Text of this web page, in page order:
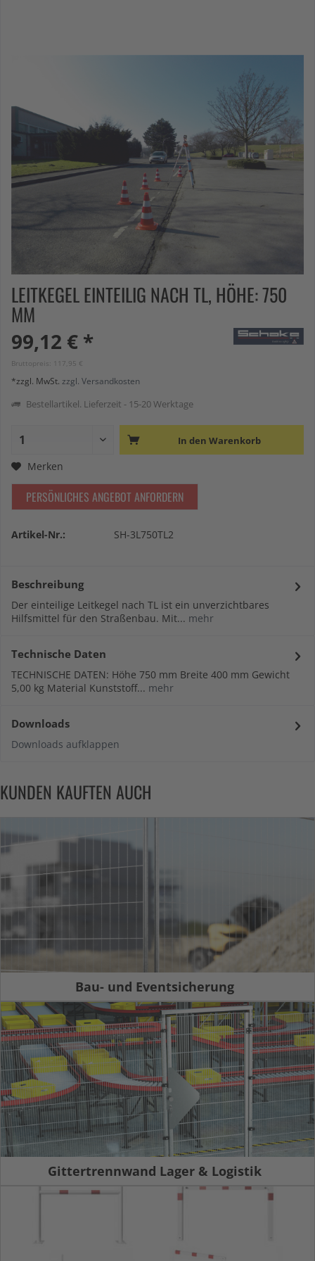
LEITKEGEL EINTEILIG NACH TL, HÖHE: 750
MM
99,12 € *
Bruttopreis: 117,95 €
*zzgl. MwSt. zzgl. Versandkosten
Bestellartikel. Lieferzeit - 15-20 Werktage
In den Warenkorb
Merken
PERSÖNLICHES ANGEBOT ANFORDERN
Artikel-Nr.: SH-3L750TL2
Beschreibung
Der einteilige Leitkegel nach TL ist ein unverzichtbares
Hilfsmittel für den Straßenbau. Mit... mehr
Technische Daten
TECHNISCHE DATEN: Höhe 750 mm Breite 400 mm Gewicht
5,00 kg Material Kunststoff... mehr
Downloads
Downloads aufklappen
KUNDEN KAUFTEN AUCH
Bau- und Eventsicherung
Gittertrennwand Lager & Logistik